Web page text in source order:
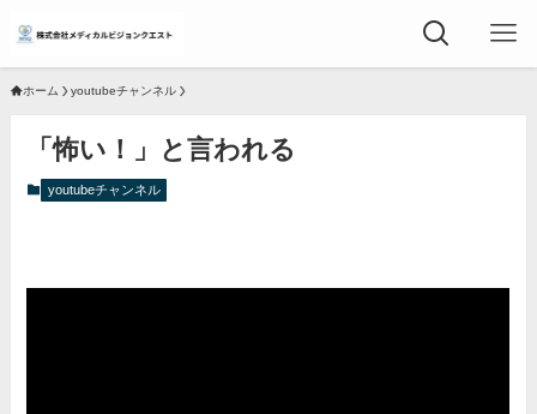
ホーム youtubeチャンネル
「怖い！」と言われる
youtubeチャンネル